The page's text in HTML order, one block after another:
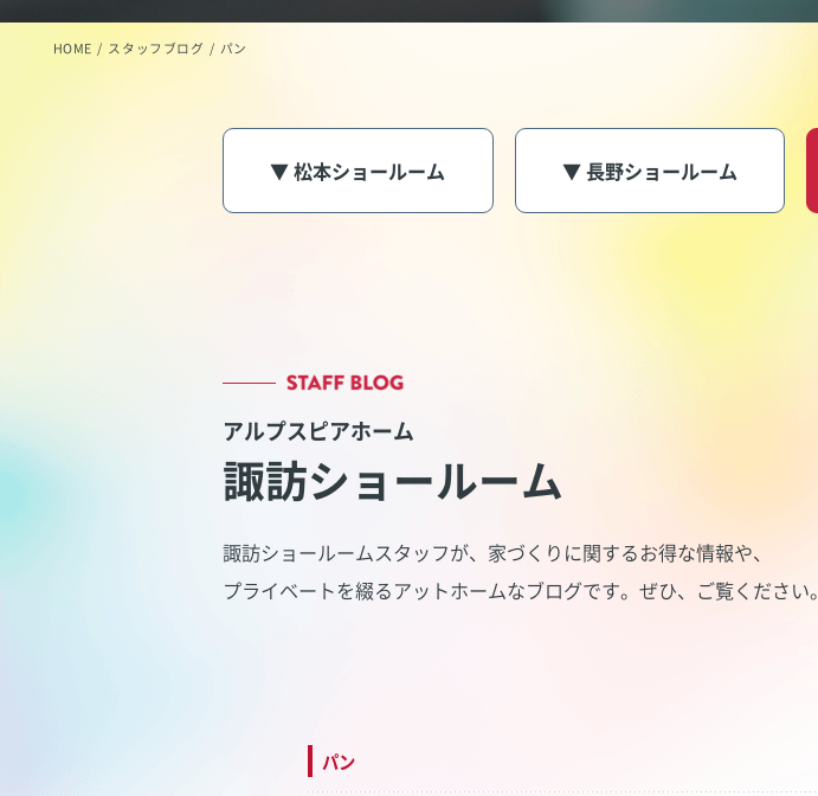
HOME スタッフブログ パン
▼ 松本ショールーム ▼ 長野ショールーム
アルプスピアホーム
諏訪ショールーム
諏訪ショールームスタッフが、家づくりに関するお得な情報や、
プライベートを綴るアットホームなブログです。ぜひ、ご覧ください。
パン